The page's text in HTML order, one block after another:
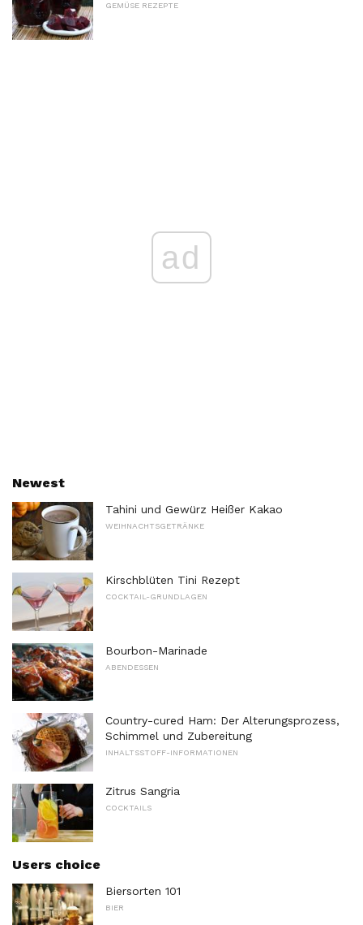
GEMÜSE REZEPTE
ad
Newest
Tahini und Gewürz Heißer Kakao
WEIHNACHTSGETRÄNKE
Kirschblüten Tini Rezept
COCKTAIL-GRUNDLAGEN
Bourbon-Marinade
ABENDESSEN
Country-cured Ham: Der Alterungsprozess,
Schimmel und Zubereitung
INHALTSSTOFF-INFORMATIONEN
Zitrus Sangria
COCKTAILS
Users choice
Biersorten 101
BIER